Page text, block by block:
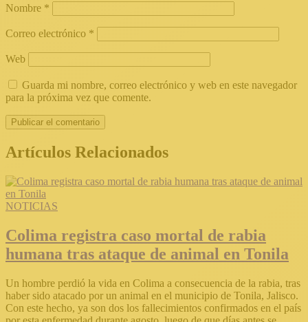
Nombre *
Correo electrónico *
Web
Guarda mi nombre, correo electrónico y web en este navegador
para la próxima vez que comente.
Artículos Relacionados
NOTICIAS
Colima registra caso mortal de rabia
humana tras ataque de animal en Tonila
Un hombre perdió la vida en Colima a consecuencia de la rabia, tras
haber sido atacado por un animal en el municipio de Tonila, Jalisco.
Con este hecho, ya son dos los fallecimientos confirmados en el país